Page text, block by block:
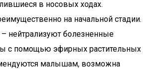
в носовых ходах.
на начальной стадии.
нейтрализуют болезненные
с помощью эфирных растительных
малышам, возможна